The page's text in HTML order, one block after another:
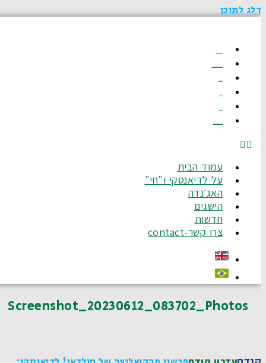
דלג לתוכן
עמוד הבית
על לדיאנסקי ו"חי"
האג׳נדה
הישגים
חדשות
צרו קשר-contact
Screenshot_20230612_083702_Photos